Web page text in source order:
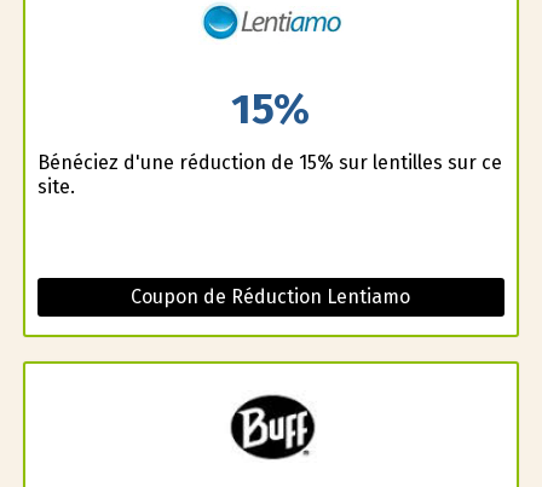
15%
Bénéficiez d'une réduction de 15% sur lentilles sur ce
site.
Coupon de Réduction Lentiamo